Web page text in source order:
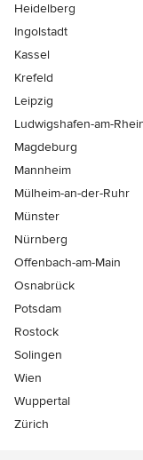
Heidelberg
Ingolstadt
Kassel
Krefeld
Leipzig
Ludwigshafen-am-
Magdeburg
Mannheim
Mülheim-an-der-Ruhr
Münster
Nürnberg
Offenbach-am-Main
Osnabrück
Potsdam
Rostock
Solingen
Wien
Wuppertal
Zürich